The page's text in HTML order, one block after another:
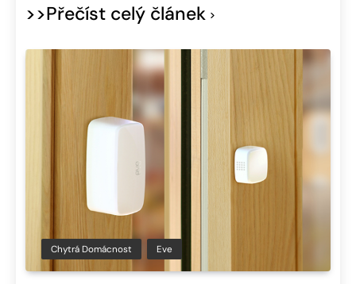
>>Přečíst celý článek
Chytrá Domácnost Eve